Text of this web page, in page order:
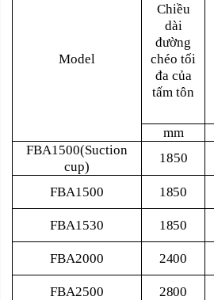
Model
Chiều
dài
đường
chéo tối
đa của
tấm tôn
mm
FBA1500(Suction
cup)
1850
FBA1500 1850
FBA1530 1850
FBA2000 2400
FBA2500 2800